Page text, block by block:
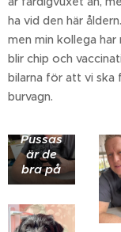
ha vid den här
men min kollega
blir chip och
bilarna för att vi ska
burvagn.
Pussas
är de
bra på
skulle
de få